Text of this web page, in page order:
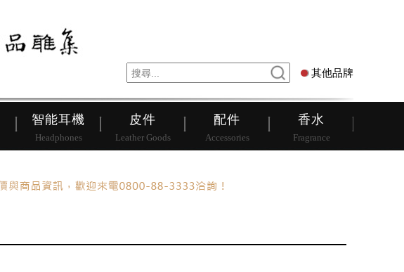
其他品牌
智能耳機
Headphones
皮件
Leather Goods
配件
Accessories
香水
Fragrance
後背包